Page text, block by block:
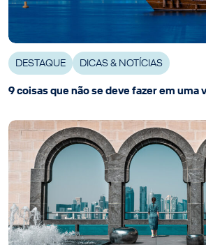
DESTAQUE DICAS & NOTÍCIAS
9 coisas que não se deve fazer em uma